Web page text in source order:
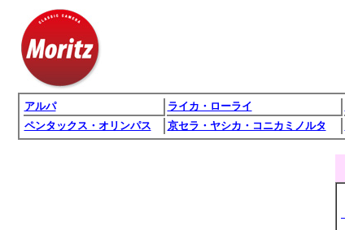
アルパ ライカ・ローライ
ペンタックス・オリンパス
京セラ・ヤシカ・コニカミノルタ